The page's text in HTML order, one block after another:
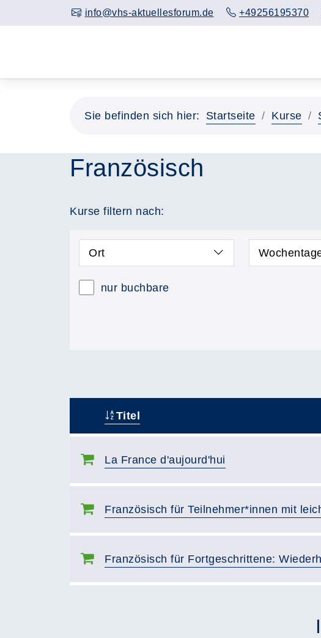
info@vhs-aktuellesforum.de +49256195370
Sie befinden sich hier: Startseite Kurse
Französisch
Kurse filtern nach:
Ort
nur buchbare
Titel
La France d'aujourd'hui
Französisch für Teilnehmer*innen mit
Französisch für Fortgeschrittene: